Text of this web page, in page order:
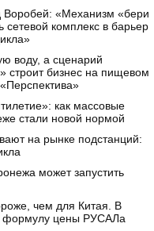
Воробей: «Механизм «бери
сетевой комплекс в барьер
воду, а сценарий
строит бизнес на пищевом
как массовые
стали новой нормой
на рынке подстанций:
может запустить
чем для Китая. В
формулу цены РУСАЛа